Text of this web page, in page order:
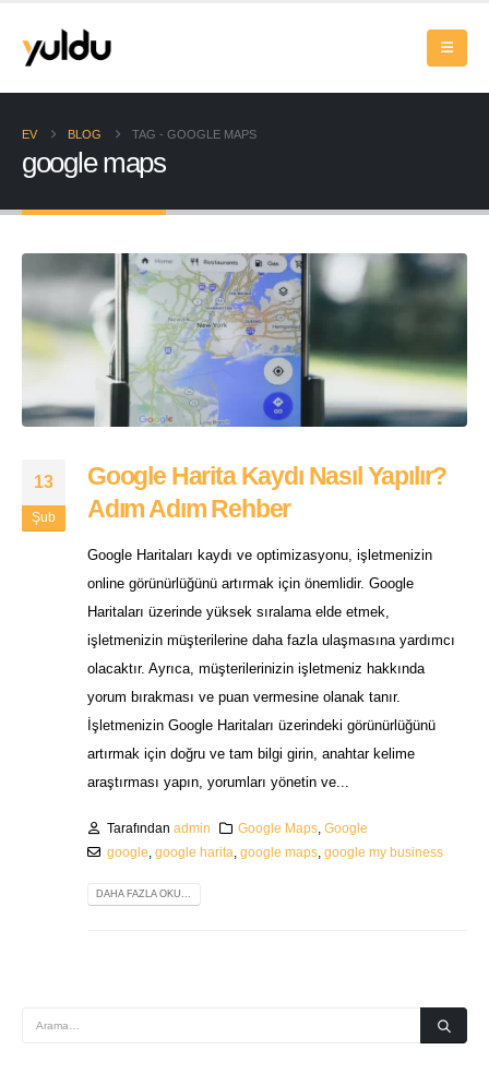
EV BLOG TAG - GOOGLE MAPS
google maps
13
Şub
Google Harita Kaydı Nasıl Yapılır?
Adım Adım Rehber
Google Haritaları kaydı ve optimizasyonu, işletmenizin
online görünürlüğünü artırmak için önemlidir. Google
Haritaları üzerinde yüksek sıralama elde etmek,
işletmenizin müşterilerine daha fazla ulaşmasına yardımcı
olacaktır. Ayrıca, müşterilerinizin işletmeniz hakkında
yorum bırakması ve puan vermesine olanak tanır.
İşletmenizin Google Haritaları üzerindeki görünürlüğünü
artırmak için doğru ve tam bilgi girin, anahtar kelime
araştırması yapın, yorumları yönetin ve...
Tarafından admin Google Maps ,Google
google google harita google maps, google my business
DAHA FAZLA OKU...